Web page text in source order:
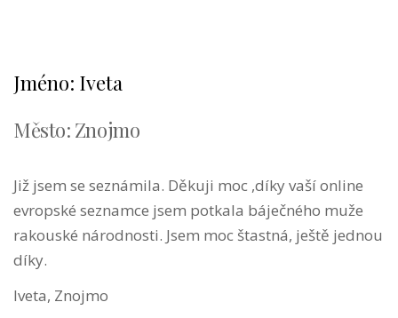
Jméno: Iveta
Město: Znojmo
Již jsem se seznámila. Děkuji moc ,díky vaší online
evropské seznamce jsem potkala báječného muže
rakouské národnosti. Jsem moc štastná, ještě jednou
díky.
Iveta, Znojmo